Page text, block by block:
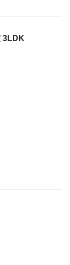
3LDK